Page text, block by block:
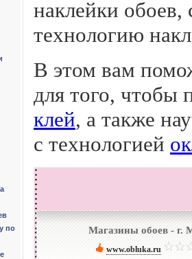
по
наклейки обоев,
технологию
В этом вам
для того, чтобы
клей, а также
с технологией
Магазины обоев - г.
www.obluka.ru